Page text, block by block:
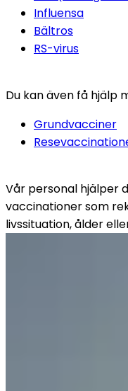
Influensa
Bältros
RS-virus
Du kan även få hjälp
Grundvacciner
Vår personal hjälper
vaccinationer som
livssituation, ålder